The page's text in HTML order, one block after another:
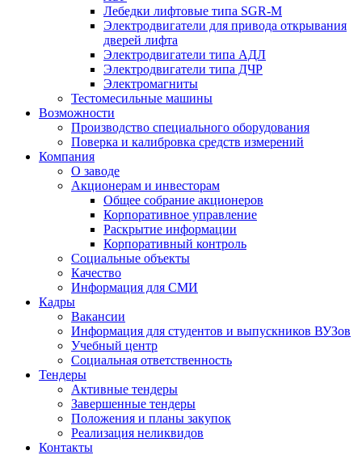
Лебедки лифтовые типа SGR-M
Электродвигатели для привода открывания
дверей лифта
Электродвигатели типа АДЛ
Электродвигатели типа ДЧР
Электромагниты
Тестомесильные машины
Возможности
Производство специального оборудования
Поверка и калибровка средств измерений
Компания
О заводе
Акционерам и инвесторам
Общее собрание акционеров
Корпоративное управление
Раскрытие информации
Корпоративный контроль
Социальные объекты
Качество
Информация для СМИ
Кадры
Вакансии
Информация для студентов и выпускников ВУЗов
Учебный центр
Социальная ответственность
Тендеры
Активные тендеры
Завершенные тендеры
Положения и планы закупок
Реализация неликвидов
Контакты